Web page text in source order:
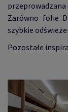
Zarówno folie
szybkie
Pozostałe